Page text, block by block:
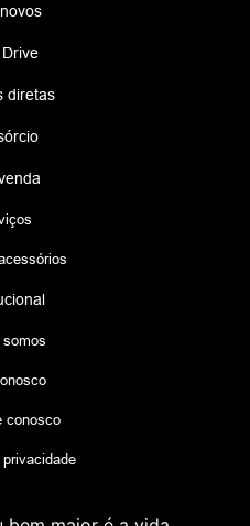
diretas
conosco